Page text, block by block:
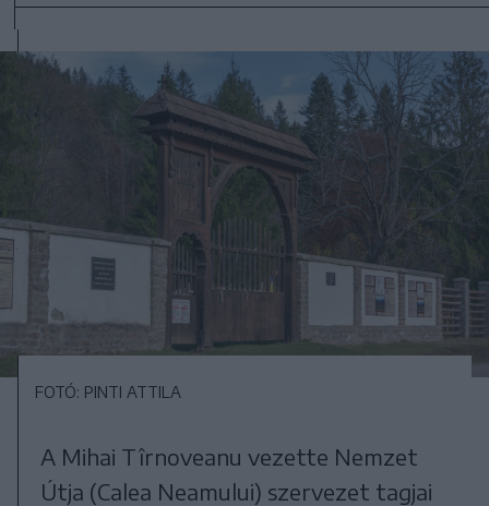
FOTÓ: PINTI ATTILA
A Mihai Tîrnoveanu vezette Nemzet
Útja (Calea Neamului) szervezet tagjai